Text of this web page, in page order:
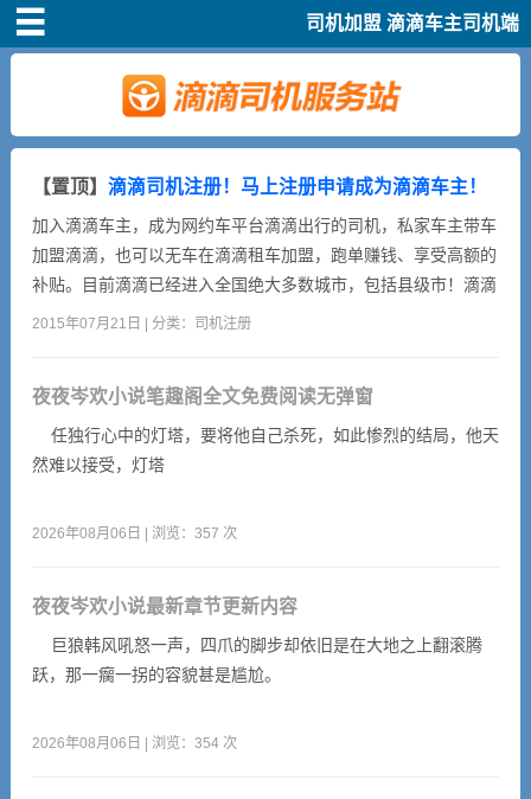
司机加盟 滴滴车主司机端
司机注册
新手指导
奖励政策
滴滴车主司机端下
【置顶】 滴滴司机注册！马上注册申请成为滴滴车主！
加入滴滴车主，成为网约车平台滴滴出行的司机，私家车主带车
加盟滴滴，也可以无车在滴滴租车加盟，跑单赚钱、享受高额的
补贴。目前滴滴已经进入全国绝大多数城市，包括县级市！滴滴
跑单奖励丰厚，有翻倍奖、保底奖，新司机跑满5单，额外奖励
强者勇气，实现人生又一次创业！加盟滴滴快车的条件1、拥有
一辆...
2015年07月21日 | 分类： 司机注册
夜夜岑欢小说笔趣阁全文免费阅读无弹窗
任独行心中的灯塔，要将他自己杀死，如此惨烈的结局，他天
然难以接受，灯塔
2026年08月06日 | 浏览：357 次
夜夜岑欢小说最新章节更新内容
巨狼韩风吼怒一声，四爪的脚步却依旧是在大地之上翻滚腾
跃，那一瘸一拐的容貌甚是尴尬。
2026年08月06日 | 浏览：354 次